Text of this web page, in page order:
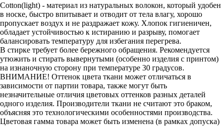
Cotton(light) - материал из натуральных волокон, который удобен
в носке, быстро впитывает и отводит от тела влагу, хорошо
пропускает воздух и не раздражает кожу. Хлопок гигиеничен,
обладает устойчивостью к истиранию и разрыву, помогает
балансировать температуру для избегания перегрева.
В стирке требует более бережного обращения. Рекомендуется
утюжить и стирать вывернутыми (особенно изделия с принтом)
на изнаночную сторону при температуре 30 градусов.
ВНИМАНИЕ! Оттенок цвета ткани может отличаться в
зависимости от партии товара, также могут быть
незначительные отличия цветовых оттенков разных деталей
одного изделия. Производители ткани не считают это браком,
объясняя это технологическими особенностями производства.
Цветовая гамма товара может быть изменена (в рамках допуска)